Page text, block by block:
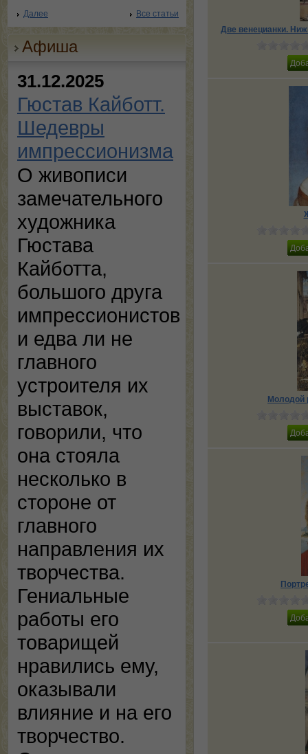
Далее Все статьи
Афиша
31.12.2025
Гюстав Кайботт.
Шедевры
импрессионизма
О живописи
замечательного
художника
Гюстава
Кайботта,
большого друга
импрессионистов
и едва ли не
главного
устроителя их
выставок,
говорили, что
она стояла
несколько в
стороне от
главного
направления их
творчества.
Гениальные
работы его
товарищей
нравились ему,
оказывали
влияние и на его
творчество.
Две венецианки.
Молодой